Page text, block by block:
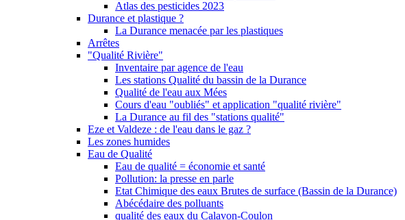
Atlas des pesticides 2023
Durance et plastique ?
La Durance menacée par les plastiques
Arrêtes
"Qualité Rivière"
Inventaire par agence de l'eau
Les stations Qualité du bassin de la Durance
Qualité de l'eau aux Mées
Cours d'eau "oubliés" et application "qualité rivière"
La Durance au fil des "stations qualité"
Eze et Valdeze : de l'eau dans le gaz ?
Les zones humides
Eau de Qualité
Eau de qualité = économie et santé
Pollution: la presse en parle
Etat Chimique des eaux Brutes de surface (Bassin de la Durance)
Abécédaire des polluants
qualité des eaux du Calavon-Coulon